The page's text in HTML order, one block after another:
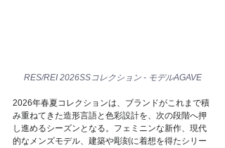
RES/REI 2026SSコレクション - モデルAGAVE
2026年春夏コレクションは、ブランドがこれまで積
み重ねてきた造形言語と色彩設計を、次の段階へ押
し進めるシーズンとなる。フェミニンな新作、現代
的なメンズモデル、建築や彫刻に着想を得たシリー